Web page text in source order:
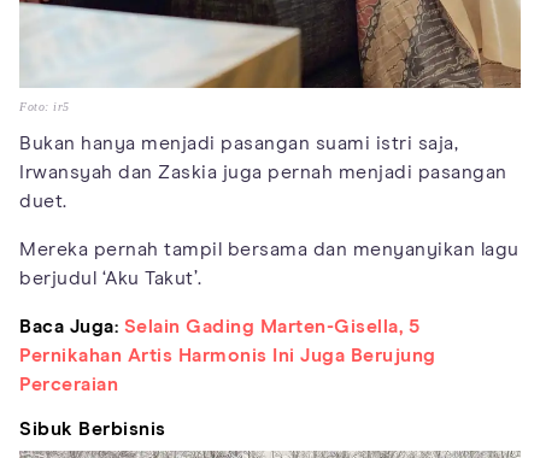
Foto: ir5
Bukan hanya menjadi pasangan suami istri saja,
Irwansyah dan Zaskia juga pernah menjadi pasangan
duet.
Mereka pernah tampil bersama dan menyanyikan lagu
berjudul ‘Aku Takut’.
Baca Juga: Selain Gading Marten-Gisella, 5
Pernikahan Artis Harmonis Ini Juga Berujung
Perceraian
Sibuk Berbisnis